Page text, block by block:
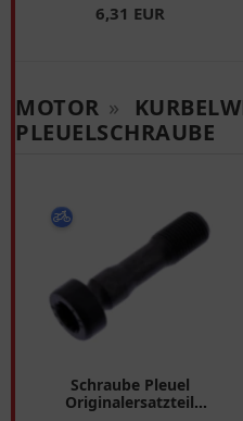
6,31 EUR
MOTOR »
PLEUELSCHRAUBE
Schraube Pleuel
Originalersatzteil